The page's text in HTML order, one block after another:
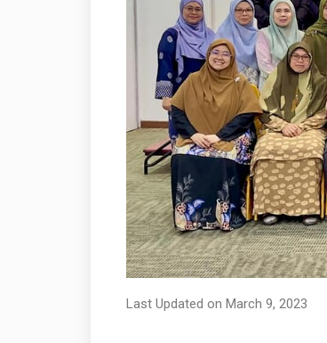
Last Updated on March 9, 2023